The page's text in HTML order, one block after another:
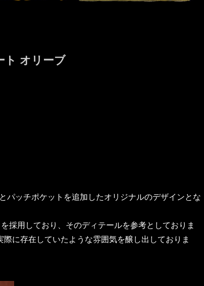
ト オリーブ
パッチポケットを追加したオリジナルのデザインとな
採用しており、そのディテールを参考としておりま
に存在していたような雰囲気を醸し出しておりま